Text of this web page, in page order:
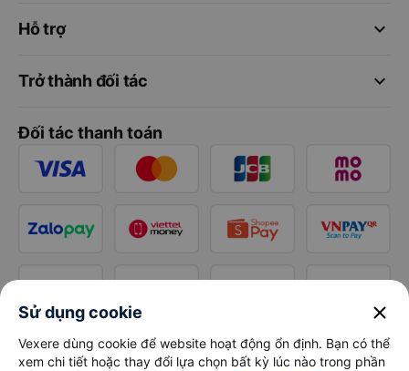
keyboard_arrow_down
Hỗ trợ
keyboard_arrow_down
Trở thành đối tác
Đối tác thanh toán
Sử dụng cookie close
Vexere dùng cookie để website hoạt động ổn định. Bạn có thể
xem chi tiết hoặc thay đổi lựa chọn bất kỳ lúc nào trong phần